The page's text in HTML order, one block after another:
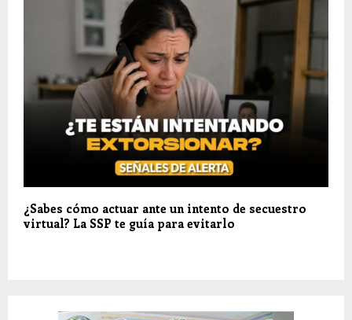
¿Sabes cómo actuar ante un intento de secuestro
virtual? La SSP te guía para evitarlo